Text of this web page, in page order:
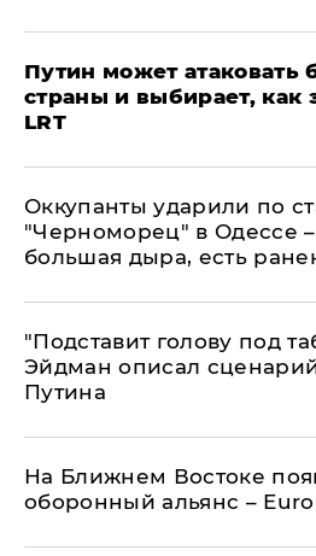
Путин может атаковать
страны и выбирает, как
LRT
Оккупанты ударили по
"Черноморец" в Одессе
большая дыра, есть
​"Подставит голову под
Эйдман описал
Путина
На Ближнем Востоке
оборонный альянс –